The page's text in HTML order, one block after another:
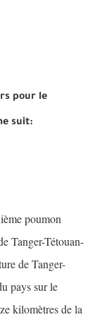
pour le
suit:
poumon
Tanger-Tétouan-
de Tanger-
pays sur le
kilomètres de la